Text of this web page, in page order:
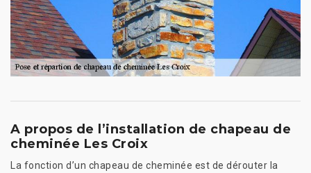
A propos de l’installation de chapeau de
cheminée Les Croix
La fonction d’un chapeau de cheminée est de dérouter la